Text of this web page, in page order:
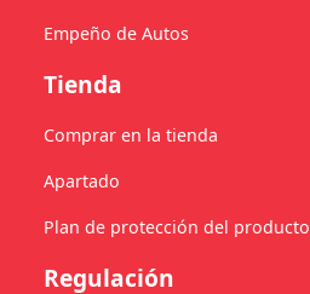
Empeño de Autos
Tienda
Comprar en la tienda
Apartado
Plan de protección del producto
Regulación